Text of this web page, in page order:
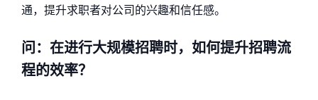
通，提升求职者对公司的兴趣和信任感。
问：在进行大规模招聘时，如何提升招聘流
程的效率？